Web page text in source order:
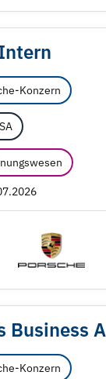
Konzern
Business
Konzern